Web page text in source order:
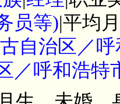
员等)|平均
自治区／
／呼和浩特